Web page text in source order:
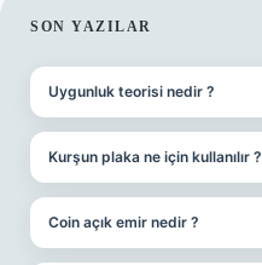
SIDEBAR
SON YAZILAR
Uygunluk teorisi nedir ?
Kurşun plaka ne için kullanılır ?
Coin açık emir nedir ?